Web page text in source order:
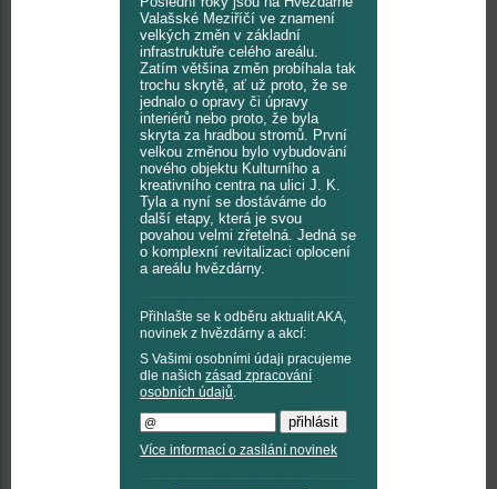
Valašské Meziříčí ve znamení
velkých změn v základní
infrastruktuře celého areálu.
Zatím většina změn probíhala tak
trochu skrytě, ať už proto, že se
jednalo o opravy či úpravy
interiérů nebo proto, že byla
skryta za hradbou stromů. První
velkou změnou bylo vybudování
nového objektu Kulturního a
kreativního centra na ulici J. K.
Tyla a nyní se dostáváme do
další etapy, která je svou
povahou velmi zřetelná. Jedná se
o komplexní revitalizaci oplocení
a areálu hvězdárny.
Přihlašte se k odběru aktualit AKA,
novinek z hvězdárny a akcí:
S Vašimi osobními údaji pracujeme
dle našich zásad zpracování
osobních údajů.
Více informací o zasílání novinek